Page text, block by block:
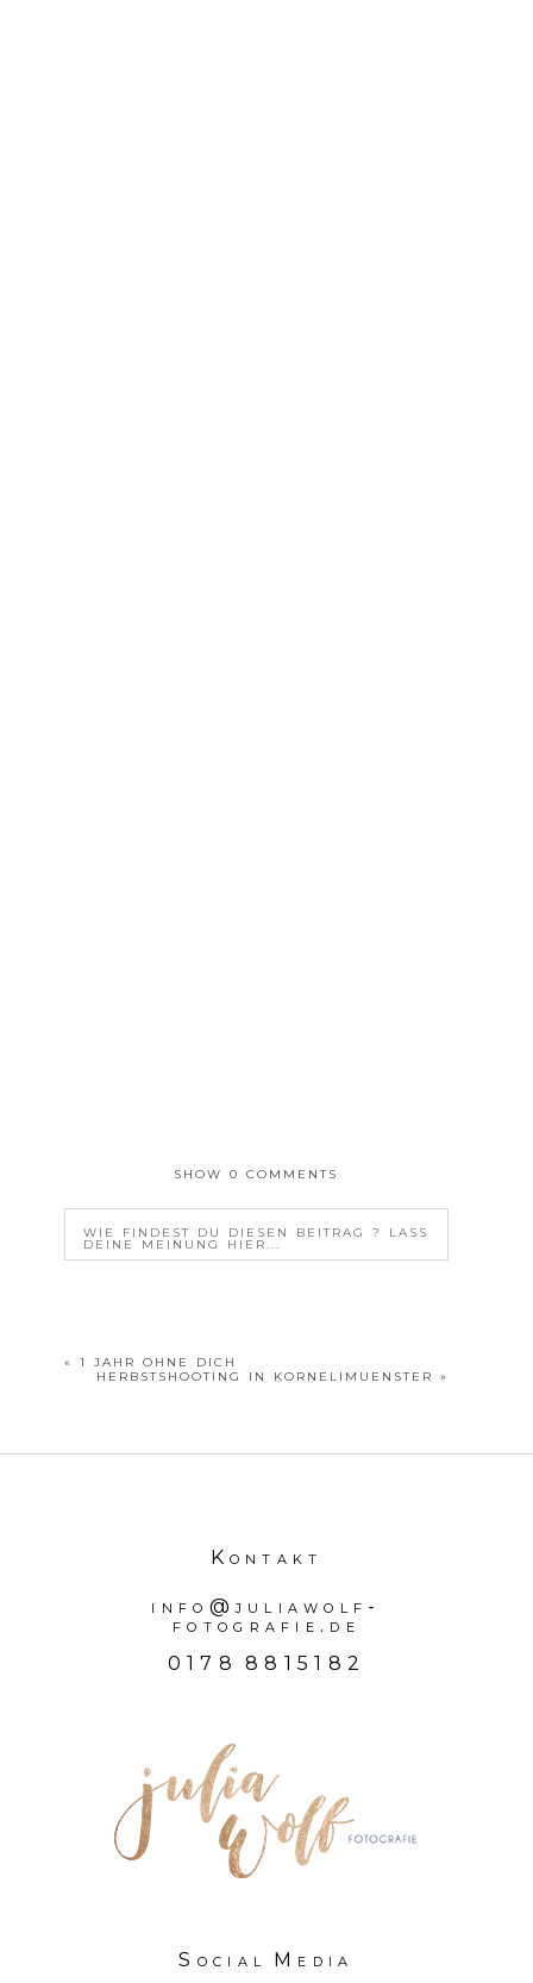
SHOW0 COMMENTS
WIE FINDEST DU DIESEN BEITRAG ? LASS
DEINE MEINUNG HIER...
POSTE DEINE MEINUNG
«
1 JAHR OHNE DICH
HERBSTSHOOTING IN KORNELIMUENSTER
»
Kontakt
info@juliawolf-
fotografie.de
0178 8815182
Social Media